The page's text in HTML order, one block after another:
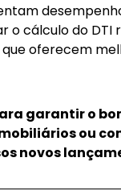
o cálculo do
que oferecem
garantir o
ou
novos